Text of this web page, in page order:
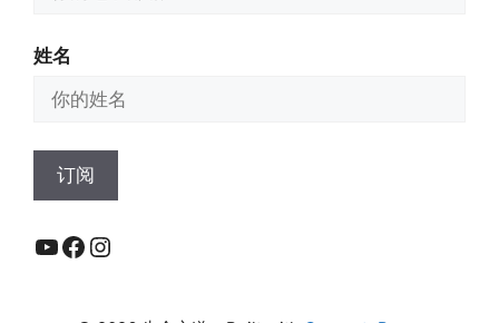
姓名
YouTube
Facebook
Instagram